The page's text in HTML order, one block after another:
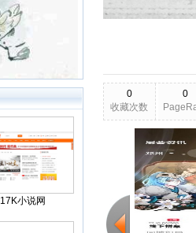
17K小说网
0
收藏次数
0
更新日期